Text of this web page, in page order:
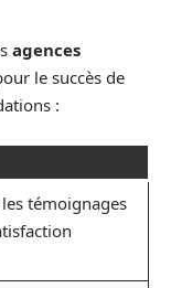
agences
le succès de
:
témoignages